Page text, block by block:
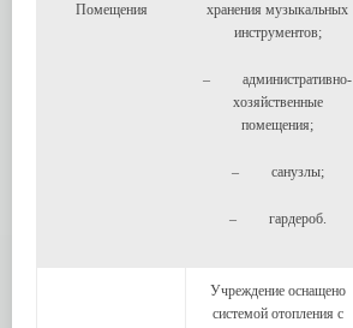
Помещения
хранения музыкальных
инструментов;
– административно-
хозяйственные
помещения;
– санузлы;
– гардероб.
Учреждение оснащено
системой отопления с